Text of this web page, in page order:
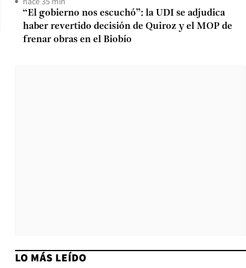
“El gobierno nos escuchó”: la UDI se adjudica
haber revertido decisión de Quiroz y el MOP de
frenar obras en el Biobío
LO MÁS LEÍDO